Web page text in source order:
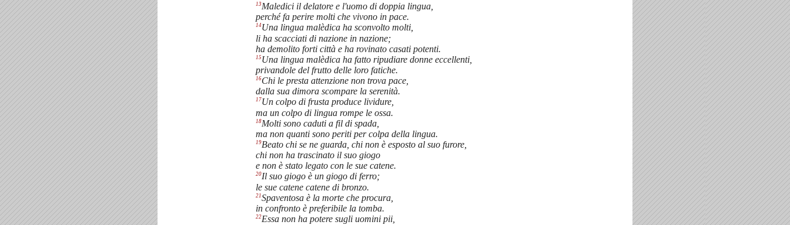
13Maledici il delatore e l'uomo di doppia lingua,
perché fa perire molti che vivono in pace.
14Una lingua malèdica ha sconvolto molti,
li ha scacciati di nazione in nazione;
ha demolito forti città e ha rovinato casati potenti.
15Una lingua malèdica ha fatto ripudiare donne eccellenti,
privandole del frutto delle loro fatiche.
16Chi le presta attenzione non trova pace,
dalla sua dimora scompare la serenità.
17Un colpo di frusta produce lividure,
ma un colpo di lingua rompe le ossa.
18Molti sono caduti a fil di spada,
ma non quanti sono periti per colpa della lingua.
19Beato chi se ne guarda, chi non è esposto al suo furore,
chi non ha trascinato il suo giogo
e non è stato legato con le sue catene.
20Il suo giogo è un giogo di ferro;
le sue catene catene di bronzo.
21Spaventosa è la morte che procura,
in confronto è preferibile la tomba.
22Essa non ha potere sugli uomini pii,